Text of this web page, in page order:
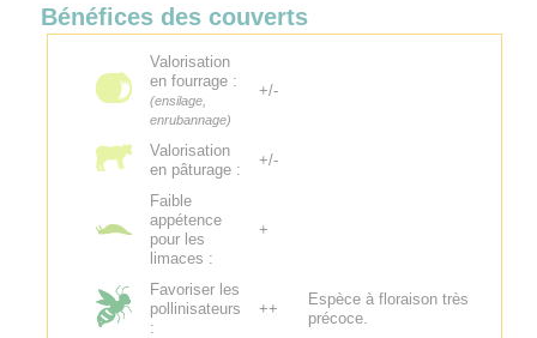
Bénéfices des couverts
Valorisation
en fourrage :
(ensilage,
enrubannage)
+/-
Valorisation
en pâturage :
+/-
Faible
appétence
pour les
limaces :
+
Favoriser les
pollinisateurs
:
++
Espèce à floraison très
précoce.